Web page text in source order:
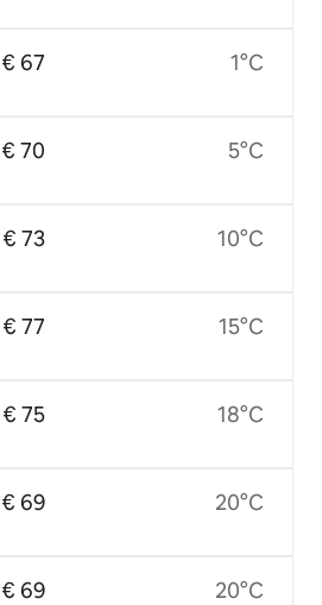
€ 67
€ 70
€ 73
€ 77
€ 75
€ 69
€ 69
1°C
5°C
10°C
15°C
18°C
20°C
20°C